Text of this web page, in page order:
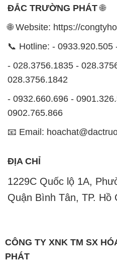
ĐẮC TRƯỜNG PHÁT🌐
🌐 Website: https://
📞 Hotline: - 0933.920.505
- 028.3756.1835 -
028.3756.1842
- 0932.660.696 -
0902.765.866
📧 Email:
ĐỊA CHỈ
1229C Quốc lộ 1A,
Quận Bình Tân, TP. Hồ
CÔNG TY XNK TM SX
PHÁT